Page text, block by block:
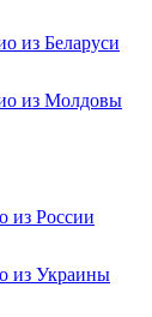
из Беларуси
из Молдовы
из России
из Украины